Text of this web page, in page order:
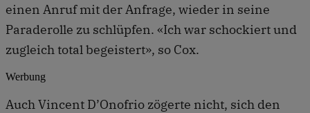
einen Anruf mit der Anfrage, wieder in seine
Paraderolle zu schlüpfen. «Ich war schockiert und
zugleich total begeistert», so Cox.
Werbung
Auch Vincent D’Onofrio zögerte nicht, sich den